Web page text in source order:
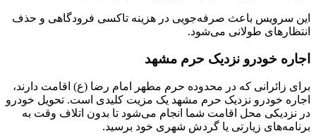
این سرویس باعث صرفه‌جویی در هزینه تاکسی فرودگاهی و حذف
انتظارهای طولانی می‌شود.
اجاره خودرو نزدیک حرم مشهد
برای زائرانی که در محدوده حرم مطهر امام رضا (ع) اقامت دارند،
اجاره خودرو نزدیک حرم مشهد یک مزیت کلیدی است. تحویل خودرو
در نزدیکی محل اقامت شما انجام می‌شود تا بدون اتلاف وقت به
برنامه‌های زیارتی یا گردش شهری خود برسید.